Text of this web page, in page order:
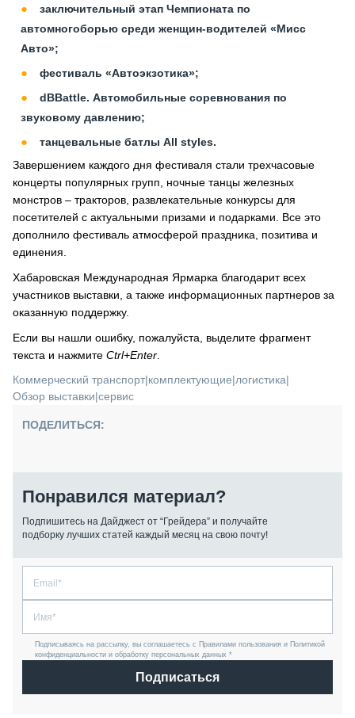
заключительный этап Чемпионата по
автомногоборью среди женщин-водителей «Мисс
Авто»;
фестиваль «Автоэкзотика»;
dBBattle. Автомобильные соревнования по
звуковому давлению;
танцевальные батлы All styles.
Завершением каждого дня фестиваля стали трехчасовые
концерты популярных групп, ночные танцы железных
монстров – тракторов, развлекательные конкурсы для
посетителей с актуальными призами и подарками. Все это
дополнило фестиваль атмосферой праздника, позитива и
единения.
Хабаровская Международная Ярмарка благодарит всех
участников выставки, а также информационных партнеров за
оказанную поддержку.
Если вы нашли ошибку, пожалуйста, выделите фрагмент
текста и нажмите Ctrl+Enter
Коммерческий транспорт|комплектующие|логистика|
Обзор выставки|сервис
ПОДЕЛИТЬСЯ:
Понравился материал?
Подпишитесь на Дайджест от “Грейдера” и получайте
подборку лучших статей каждый месяц на свою почту!
Подписываясь на рассылку, вы соглашаетесь с Правилами пользования и Политикой
конфиденциальности и обработку персональных данных *
Подписаться